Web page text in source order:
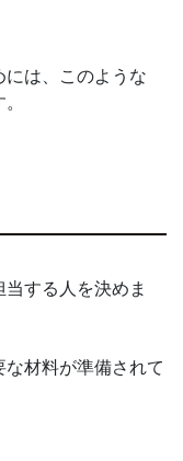
には、このような
する人を決めま
材料が準備されて